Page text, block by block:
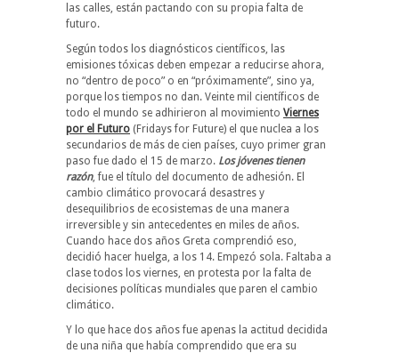
las calles, están pactando con su propia falta de
futuro.
Según todos los diagnósticos científicos, las
emisiones tóxicas deben empezar a reducirse ahora,
no “dentro de poco” o en “próximamente”, sino ya,
porque los tiempos no dan. Veinte mil científicos de
todo el mundo se adhirieron al movimiento Viernes
por el Futuro (Fridays for Future) el que nuclea a los
secundarios de más de cien países, cuyo primer gran
paso fue dado el 15 de marzo. Los jóvenes tienen
razón, fue el título del documento de adhesión. El
cambio climático provocará desastres y
desequilibrios de ecosistemas de una manera
irreversible y sin antecedentes en miles de años.
Cuando hace dos años Greta comprendió eso,
decidió hacer huelga, a los 14. Empezó sola. Faltaba a
clase todos los viernes, en protesta por la falta de
decisiones políticas mundiales que paren el cambio
climático.
Y lo que hace dos años fue apenas la actitud decidida
de una niña que había comprendido que era su